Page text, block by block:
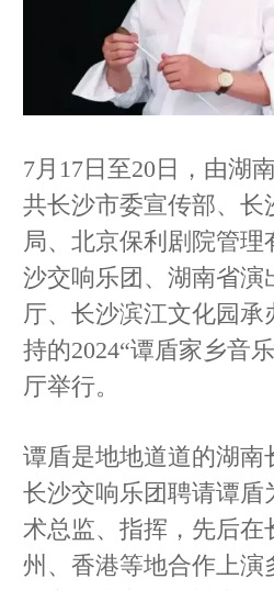
7月17日至20日，由湖
共长沙市委宣传部、长
局、北京保利剧院管理
沙交响乐团、湖南省演
厅、长沙滨江文化园承
持的2024“谭盾家乡音
厅举行。
谭盾是地地道道的湖南
长沙交响乐团聘请谭盾
术总监、指挥，先后在
州、香港等地合作上演